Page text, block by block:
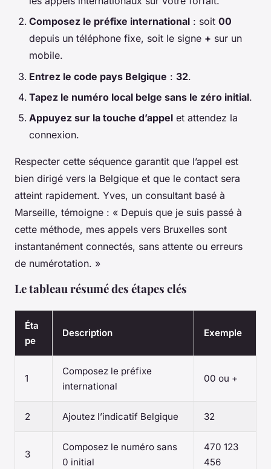
Composez le préfixe international : soit 00
depuis un téléphone fixe, soit le signe + sur un
mobile.
Entrez le code pays Belgique : 32.
Tapez le numéro local belge sans le zéro initial.
Appuyez sur la touche d’appel et attendez la
connexion.
Respecter cette séquence garantit que l’appel est
bien dirigé vers la Belgique et que le contact sera
atteint rapidement. Yves, un consultant basé à
Marseille, témoigne : « Depuis que je suis passé à
cette méthode, mes appels vers Bruxelles sont
instantanément connectés, sans attente ou erreurs
de numérotation. »
Le tableau résumé des étapes clés
Éta
pe
Description Exemple
1
Composez le préfixe
international
00 ou +
2 Ajoutez l’indicatif Belgique 32
3
Composez le numéro sans
0 initial
470 123
456